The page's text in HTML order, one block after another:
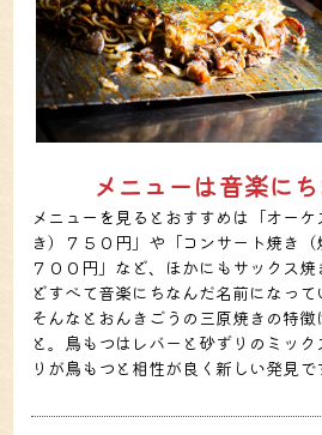
メニューは音楽に
メニューを見るとおすすめは「オー
き）７５０円」や「コンサート焼き（
７００円」など、ほかにもサックス
どすべて音楽にちなんだ名前になって
そんなとおんきごうの三原焼きの特
と。鳥もつはレバーと砂ずりのミッ
りが鳥もつと相性が良く新しい発見で